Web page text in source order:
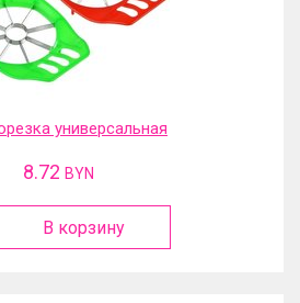
универсальная
8.72 BYN
В корзину